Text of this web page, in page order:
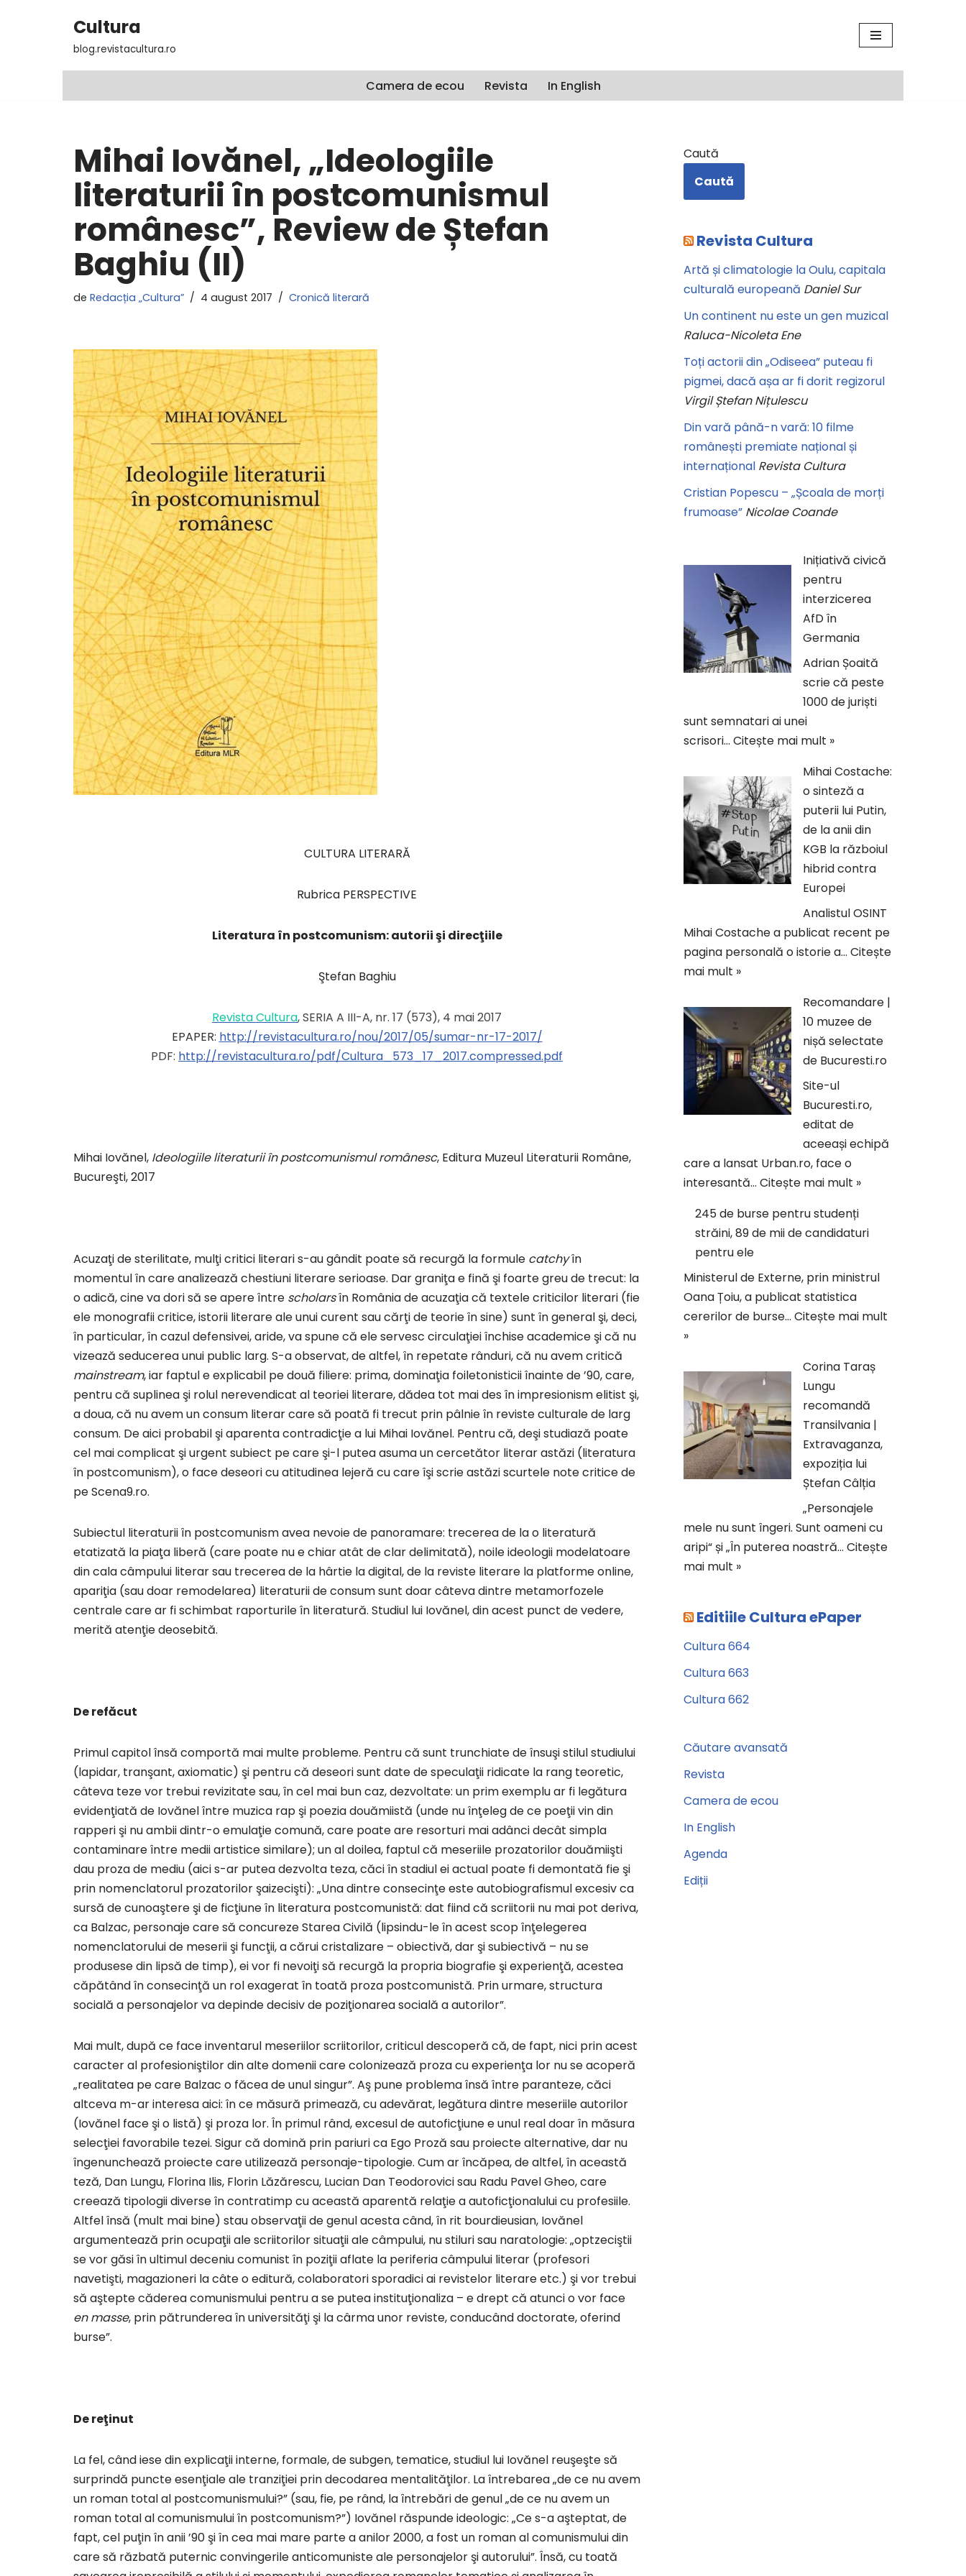
Cultura
blog.revistacultura.ro
Camera de ecou Revista In English
Mihai Iovănel, „Ideologiile
literaturii în postcomunismul
românesc”, Review de Ștefan
Baghiu (II)
de Redacția „Cultura” 4 august 2017 Cronică literară
CULTURA LITERARĂ
Rubrica PERSPECTIVE
Literatura în postcomunism: autorii şi direcţiile
Ştefan Baghiu
Revista Cultura, SERIA A III-A, nr. 17 (573), 4 mai 2017
EPAPER: http://revistacultura.ro/nou/2017/05/sumar-nr-17-2017/
PDF: http://revistacultura.ro/pdf/Cultura_573_17_2017.compressed.pdf
Mihai Iovănel, Ideologiile literaturii în postcomunismul românesc, Editura Muzeul Literaturii Române,
Bucureşti, 2017
Acuzaţi de sterilitate, mulţi critici literari s-au gândit poate să recurgă la formule catchyîn
momentul în care analizează chestiuni literare serioase. Dar graniţa e fină şi foarte greu de trecut: la
o adică, cine va dori să se apere între scholarsîn România de acuzaţia că textele criticilor literari (fie
ele monografii critice, istorii literare ale unui curent sau cărţi de teorie în sine) sunt în general şi, deci,
în particular, în cazul defensivei, aride, va spune că ele servesc circulaţiei închise academice şi că nu
vizează seducerea unui public larg. S-a observat, de altfel, în repetate rânduri, că nu avem critică
mainstream, iar faptul e explicabil pe două filiere: prima, dominaţia foiletonisticii înainte de ’90, care,
pentru că suplinea şi rolul nerevendicat al teoriei literare, dădea tot mai des în impresionism elitist şi,
a doua, că nu avem un consum literar care să poată fi trecut prin pâlnie în reviste culturale de larg
consum. De aici probabil şi aparenta contradicţie a lui Mihai Iovănel. Pentru că, deşi studiază poate
cel mai complicat şi urgent subiect pe care şi-l putea asuma un cercetător literar astăzi (literatura
în postcomunism), o face deseori cu atitudinea lejeră cu care îşi scrie astăzi scurtele note critice de
pe Scena9.ro.
Subiectul literaturii în postcomunism avea nevoie de panoramare: trecerea de la o literatură
etatizată la piaţa liberă (care poate nu e chiar atât de clar delimitată), noile ideologii modelatoare
din cala câmpului literar sau trecerea de la hârtie la digital, de la reviste literare la platforme online,
apariţia (sau doar remodelarea) literaturii de consum sunt doar câteva dintre metamorfozele
centrale care ar fi schimbat raporturile în literatură. Studiul lui Iovănel, din acest punct de vedere,
merită atenţie deosebită.
De refăcut
Primul capitol însă comportă mai multe probleme. Pentru că sunt trunchiate de însuşi stilul studiului
(lapidar, tranşant, axiomatic) şi pentru că deseori sunt date de speculaţii ridicate la rang teoretic,
câteva teze vor trebui revizitate sau, în cel mai bun caz, dezvoltate: un prim exemplu ar fi legătura
evidenţiată de Iovănel între muzica rap şi poezia douămiistă (unde nu înţeleg de ce poeţii vin din
rapperi şi nu ambii dintr-o emulaţie comună, care poate are resorturi mai adânci decât simpla
contaminare între medii artistice similare); un al doilea, faptul că meseriile prozatorilor douămiişti
dau proza de mediu (aici s-ar putea dezvolta teza, căci în stadiul ei actual poate fi demontată fie şi
prin nomenclatorul prozatorilor şaizecişti): „Una dintre consecinţe este autobiografismul excesiv ca
sursă de cunoaştere şi de ficţiune în literatura postcomunistă: dat fiind că scriitorii nu mai pot deriva,
ca Balzac, personaje care să concureze Starea Civilă (lipsindu-le în acest scop înţelegerea
nomenclatorului de meserii şi funcţii, a cărui cristalizare – obiectivă, dar şi subiectivă – nu se
produsese din lipsă de timp), ei vor fi nevoiţi să recurgă la propria biografie şi experienţă, acestea
căpătând în consecinţă un rol exagerat în toată proza postcomunistă. Prin urmare, structura
socială a personajelor va depinde decisiv de poziţionarea socială a autorilor”.
Mai mult, după ce face inventarul meseriilor scriitorilor, criticul descoperă că, de fapt, nici prin acest
caracter al profesioniştilor din alte domenii care colonizează proza cu experienţa lor nu se acoperă
„realitatea pe care Balzac o făcea de unul singur”. Aş pune problema însă între paranteze, căci
altceva m-ar interesa aici: în ce măsură primează, cu adevărat, legătura dintre meseriile autorilor
(Iovănel face şi o listă) şi proza lor. În primul rând, excesul de autoficţiune e unul real doar în măsura
selecţiei favorabile tezei. Sigur că domină prin pariuri ca Ego Proză sau proiecte alternative, dar nu
îngenunchează proiecte care utilizează personaje-tipologie. Cum ar încăpea, de altfel, în această
teză, Dan Lungu, Florina Ilis, Florin Lăzărescu, Lucian Dan Teodorovici sau Radu Pavel Gheo, care
creează tipologii diverse în contratimp cu această aparentă relaţie a autoficţionalului cu profesiile.
Altfel însă (mult mai bine) stau observaţii de genul acesta când, în rit bourdieusian, Iovănel
argumentează prin ocupaţii ale scriitorilor situaţii ale câmpului, nu stiluri sau naratologie: „optzeciştii
se vor găsi în ultimul deceniu comunist în poziţii aflate la periferia câmpului literar (profesori
navetişti, magazioneri la câte o editură, colaboratori sporadici ai revistelor literare etc.) şi vor trebui
să aştepte căderea comunismului pentru a se putea instituţionaliza – e drept că atunci o vor face
en masse, prin pătrunderea în universităţi şi la cârma unor reviste, conducând doctorate, oferind
burse”.
De reţinut
La fel, când iese din explicaţii interne, formale, de subgen, tematice, studiul lui Iovănel reuşeşte să
surprindă puncte esenţiale ale tranziţiei prin decodarea mentalităţilor. La întrebarea „de ce nu avem
un roman total al postcomunismului?” (sau, fie, pe rând, la întrebări de genul „de ce nu avem un
roman total al comunismului în postcomunism?”) Iovănel răspunde ideologic: „Ce s-a aşteptat, de
fapt, cel puţin în anii ’90 şi în cea mai mare parte a anilor 2000, a fost un roman al comunismului din
care să răzbată puternic convingerile anticomuniste ale personajelor şi autorului”. Însă, cu toată
Caută
Caută
Revista Cultura
Artă și climatologie la Oulu, capitala
culturală europeană Daniel Sur
Un continent nu este un gen muzical
Raluca-Nicoleta Ene
Toți actorii din „Odiseea” puteau fi
pigmei, dacă așa ar fi dorit regizorul
Virgil Ștefan Nițulescu
Din vară până-n vară: 10 filme
românești premiate național și
internațional Revista Cultura
Cristian Popescu – „Școala de morți
frumoase” Nicolae Coande
Inițiativă civică
pentru
interzicerea
AfD în
Germania
Adrian Șoaită
scrie că peste
1000 de juriști
sunt semnatari ai unei
scrisori… Citește mai mult »
Mihai Costache:
o sinteză a
puterii lui Putin,
de la anii din
KGB la războiul
hibrid contra
Europei
Analistul OSINT
Mihai Costache a publicat recent pe
pagina personală o istorie a… Citește
mai mult »
Recomandare |
10 muzee de
nișă selectate
de Bucuresti.ro
Site-ul
Bucuresti.ro,
editat de
aceeași echipă
care a lansat Urban.ro, face o
interesantă… Citește mai mult »
245 de burse pentru studenți
străini, 89 de mii de candidaturi
pentru ele
Ministerul de Externe, prin ministrul
Oana Țoiu, a publicat statistica
cererilor de burse… Citește mai mult
»
Corina Taraș
Lungu
recomandă
Transilvania |
Extravaganza,
expoziția lui
Ștefan Câlția
„Personajele
mele nu sunt îngeri. Sunt oameni cu
aripi“ și „În puterea noastră… Citește
mai mult »
Editiile Cultura ePaper
Cultura 664
Cultura 663
Cultura 662
Căutare avansată
Revista
Camera de ecou
In English
Agenda
Ediții